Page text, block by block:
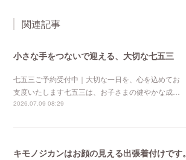
関連記事
小さな手をつないで迎える、大切な七五三
七五三ご予約受付中｜大切な一日を、心を込めてお
支度いたします七五三は、お子さまの健やかな成…
2026.07.09 08:29
キモノジカンはお顔の見える出張着付けです。